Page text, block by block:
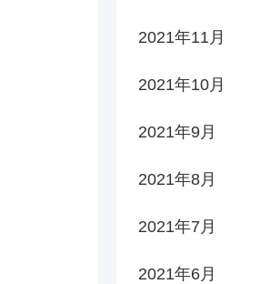
2021年11月
2021年10月
2021年9月
2021年8月
2021年7月
2021年6月